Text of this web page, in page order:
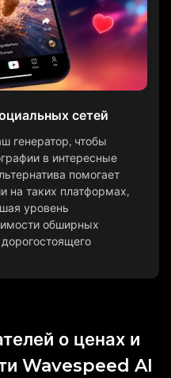
сетей
генератор, чтобы
в интересные
помогает
на таких платформах,
уровень
обширных
о ценах и
Wavespeed AI